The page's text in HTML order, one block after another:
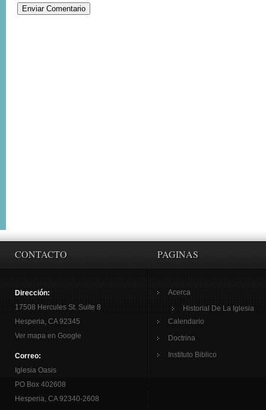
CONTACTO
Dirección:
17508 Hercules St. Suite 8
Hesperia, CA 92345
Ver mapa en Google
Correo:
Iglesia Oasis
PO Box 402608
Hesperia, CA 92340-2608
PAGINAS
Acerca
Historial De La Iglesia
Calendario
Doctrina
Instituto Biblico